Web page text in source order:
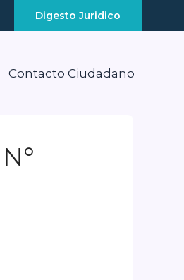
Digesto Juridico
Contacto Ciudadano